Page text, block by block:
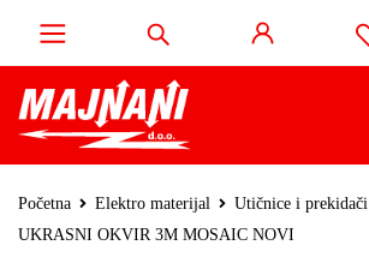
Početna Elektro materijal Utičnice i prekidači
UKRASNI OKVIR 3M MOSAIC NOVI